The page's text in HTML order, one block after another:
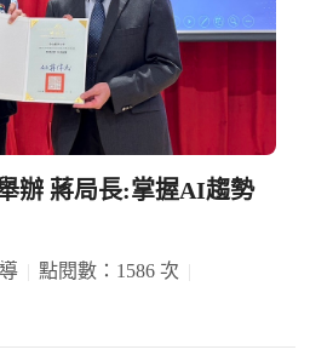
辦 蔣局長:掌握AI趨勢
點閱數：1586 次